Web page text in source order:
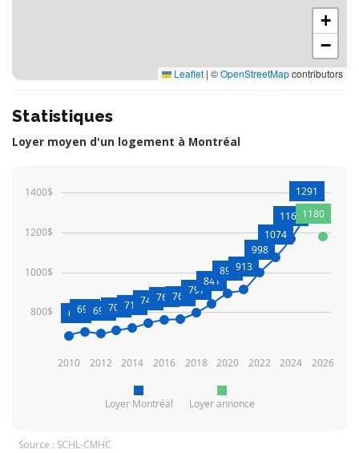
+
−
Leaflet | ©OpenStreetMapcontributors
Statistiques
Loyer moyen d'un logement à Montréal
Loyer Montréal Loyer annonce
2010 2012 2014 2016 2018 2020 2022 2024 2026
800$
1000$
1200$
1400$
680699692708 719 744 761766 797
841
892913
998
1074
1168
1291
1180
Source : SCHL-CMHC